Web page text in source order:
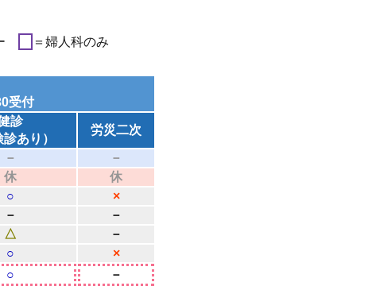
＝婦人科のみ
受付
診
診あり）
労災二次
－
－
休
休
○
×
－
－
△
－
○
×
○
－